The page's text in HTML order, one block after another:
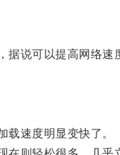
说可以提高网络速
速度明显变快了。